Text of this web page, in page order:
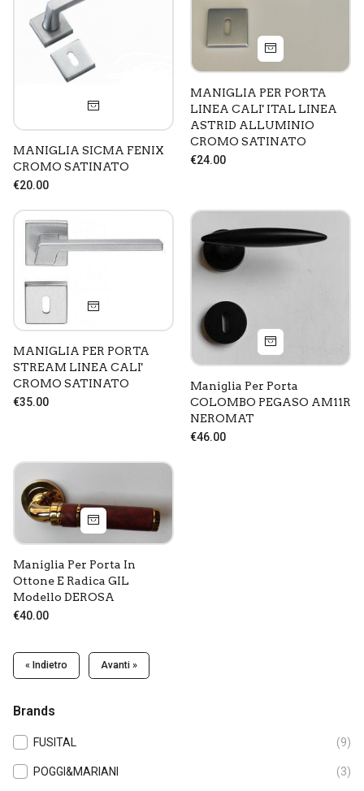
Brands
FUSITAL (9)
POGGI&MARIANI (3)
MANIGLIA SICMA FENIX
CROMO SATINATO
€20.00
MANIGLIA PER PORTA
LINEA CALI' ITAL LINEA
ASTRID ALLUMINIO
CROMO SATINATO
€24.00
MANIGLIA PER PORTA
STREAM LINEA CALI'
CROMO SATINATO
€35.00
Maniglia Per Porta
COLOMBO PEGASO AM11R
NEROMAT
€46.00
Maniglia Per Porta In
Ottone E Radica GIL
Modello DEROSA
€40.00
« Indietro Avanti »
ACCETTA SELEZIONATI